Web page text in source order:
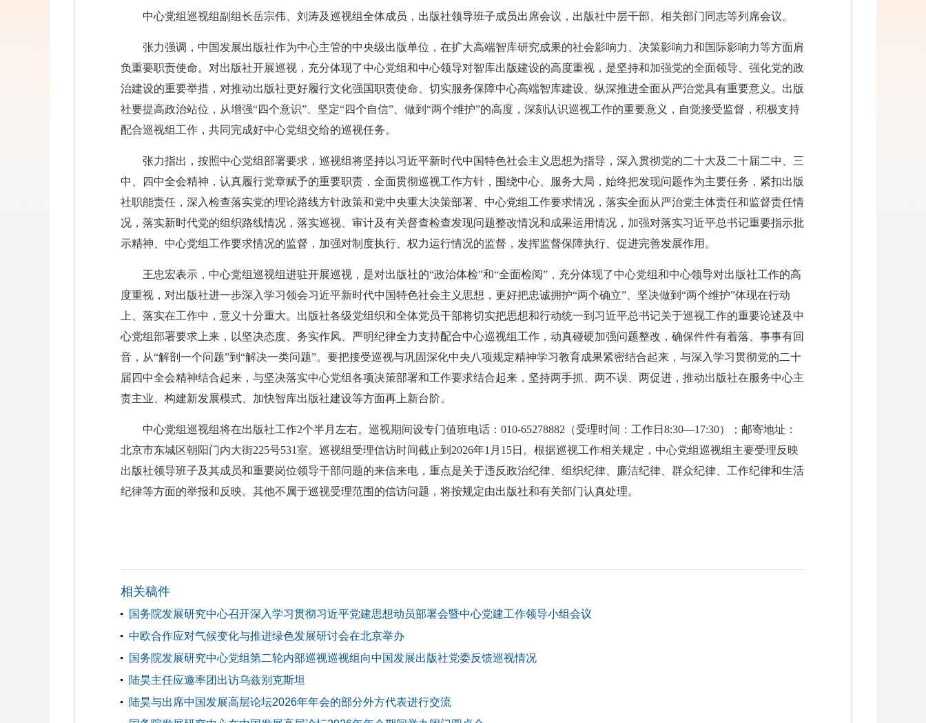
中心党组巡视组副组长岳宗伟、刘涛及巡视组全体成员，出版社领导班子成员出席会议，出版社中层干部、相关部门同志等列席会议。
张力强调，中国发展出版社作为中心主管的中央级出版单位，在扩大高端智库研究成果的社会影响力、决策影响力和国际影响力等方面肩
负重要职责使命。对出版社开展巡视，充分体现了中心党组和中心领导对智库出版建设的高度重视，是坚持和加强党的全面领导、强化党的政
治建设的重要举措，对推动出版社更好履行文化强国职责使命、切实服务保障中心高端智库建设、纵深推进全面从严治党具有重要意义。出版
社要提高政治站位，从增强“四个意识”、坚定“四个自信”、做到“两个维护”的高度，深刻认识巡视工作的重要意义，自觉接受监督，积极支持
配合巡视组工作，共同完成好中心党组交给的巡视任务。
张力指出，按照中心党组部署要求，巡视组将坚持以习近平新时代中国特色社会主义思想为指导，深入贯彻党的二十大及二十届二中、三
中、四中全会精神，认真履行党章赋予的重要职责，全面贯彻巡视工作方针，围绕中心、服务大局，始终把发现问题作为主要任务，紧扣出版
社职能责任，深入检查落实党的理论路线方针政策和党中央重大决策部署、中心党组工作要求情况，落实全面从严治党主体责任和监督责任情
况，落实新时代党的组织路线情况，落实巡视、审计及有关督查检查发现问题整改情况和成果运用情况，加强对落实习近平总书记重要指示批
示精神、中心党组工作要求情况的监督，加强对制度执行、权力运行情况的监督，发挥监督保障执行、促进完善发展作用。
王忠宏表示，中心党组巡视组进驻开展巡视，是对出版社的“政治体检”和“全面检阅”，充分体现了中心党组和中心领导对出版社工作的高
度重视，对出版社进一步深入学习领会习近平新时代中国特色社会主义思想，更好把忠诚拥护“两个确立”、坚决做到“两个维护”体现在行动
上、落实在工作中，意义十分重大。出版社各级党组织和全体党员干部将切实把思想和行动统一到习近平总书记关于巡视工作的重要论述及中
心党组部署要求上来，以坚决态度、务实作风、严明纪律全力支持配合中心巡视组工作，动真碰硬加强问题整改，确保件件有着落、事事有回
音，从“解剖一个问题”到“解决一类问题”。要把接受巡视与巩固深化中央八项规定精神学习教育成果紧密结合起来，与深入学习贯彻党的二十
届四中全会精神结合起来，与坚决落实中心党组各项决策部署和工作要求结合起来，坚持两手抓、两不误、两促进，推动出版社在服务中心主
责主业、构建新发展模式、加快智库出版社建设等方面再上新台阶。
中心党组巡视组将在出版社工作2个半月左右。巡视期间设专门值班电话：010-65278882（受理时间：工作日8:30—17:30）；邮寄地址：
北京市东城区朝阳门内大街225号531室。巡视组受理信访时间截止到2026年1月15日。根据巡视工作相关规定，中心党组巡视组主要受理反映
出版社领导班子及其成员和重要岗位领导干部问题的来信来电，重点是关于违反政治纪律、组织纪律、廉洁纪律、群众纪律、工作纪律和生活
纪律等方面的举报和反映。其他不属于巡视受理范围的信访问题，将按规定由出版社和有关部门认真处理。
相关稿件
国务院发展研究中心召开深入学习贯彻习近平党建思想动员部署会暨中心党建工作领导小组会议
中欧合作应对气候变化与推进绿色发展研讨会在北京举办
国务院发展研究中心党组第二轮内部巡视巡视组向中国发展出版社党委反馈巡视情况
陆昊主任应邀率团出访乌兹别克斯坦
陆昊与出席中国发展高层论坛2026年年会的部分外方代表进行交流